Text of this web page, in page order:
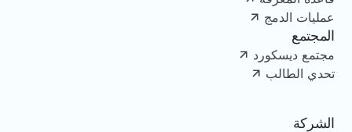
عمليات الدمج
المجتمع
مجتمع ديسكورد
تحدي الطالب
الشركة